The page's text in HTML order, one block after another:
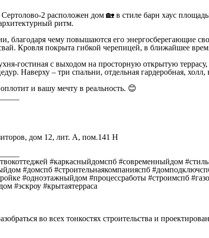
2 расположен дом 🏡 в стиле барн хаус
ритм.
благодаря чему повышаются его энергосберегающие
Кровля покрыта гибкой черепицей, в ближайшее
гостиная с выходом на просторную открытую
Наверху – три спальни, отдельная гардеробная,
и вашу мечту в реальность. 😊
дом 12, лит. А, пом.141 Н
#каркасныйдомспб #современныйдом
#домспб #строительнаякомпанияспб
#одноэтажныйдом #процессработы #строимспб
#эскроу #крытаятерраса
во всех тонкостях строительства и